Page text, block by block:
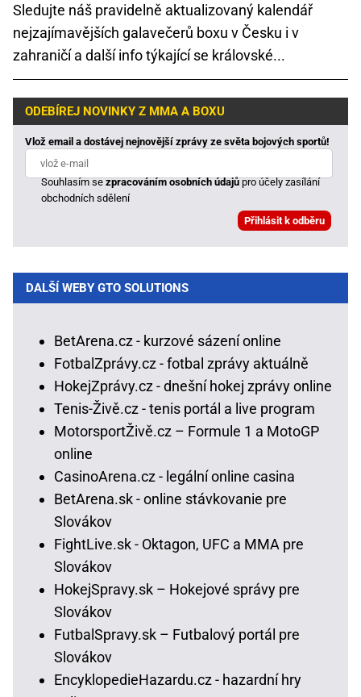
Sledujte náš pravidelně aktualizovaný kalendář
nejzajímavějších galavečerů boxu v Česku i v
zahraničí a další info týkající se královské...
ODEBÍREJ NOVINKY Z MMA A BOXU
Vlož email a dostávej nejnovější zprávy ze světa bojových sportů!
Souhlasím sezpracováním osobních údajůpro účely zasílání
obchodních sdělení
DALŠÍ WEBY GTO SOLUTIONS
BetArena.cz - kurzové sázení online
FotbalZprávy.cz - fotbal zprávy aktuálně
HokejZprávy.cz - dnešní hokej zprávy online
Tenis-Živě.cz - tenis portál a live program
MotorsportŽivě.cz – Formule 1 a MotoGP
online
CasinoArena.cz - legální online casina
BetArena.sk - online stávkovanie pre
Slovákov
FightLive.sk - Oktagon, UFC a MMA pre
Slovákov
HokejSpravy.sk – Hokejové správy pre
Slovákov
FutbalSpravy.sk – Futbalový portál pre
Slovákov
EncyklopedieHazardu.cz - hazardní hry